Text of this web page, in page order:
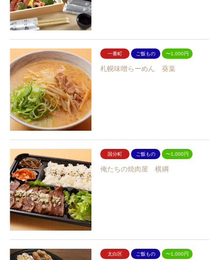
一番町 ご飯もの 〜1,000円
札幌味噌らーめん 葵葉
国分町 ご飯もの 〜1,000円
俺たちの焼肉屋 横綱
太白区 ご飯もの 〜1,000円